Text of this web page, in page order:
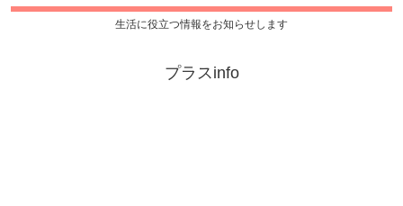
生活に役立つ情報をお知らせします
プラスinfo